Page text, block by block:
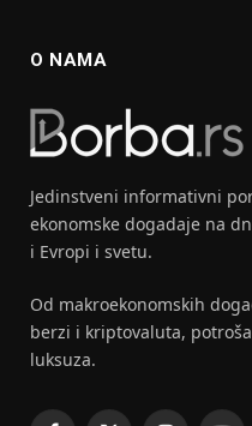
O NAMA
Jedinstveni informativni
ekonomske dogadaje na
i Evropi i svetu.
Od makroekonomskih
berzi i kriptovaluta,
luksuza.